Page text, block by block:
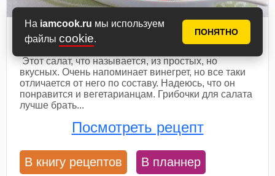
На iamcook.ru мы используем
файлы cookie.
ПОНЯТНО
Салат с грибами и свеклой
Этот салат, что называется, из простых, но
вкусных. Очень напоминает винегрет, но все таки
отличается от него по составу. Надеюсь, что он
понравится и вегетарианцам. Грибочки для салата
лучше брать...
Посмотреть рецепт
В книгу рецептов В планнер